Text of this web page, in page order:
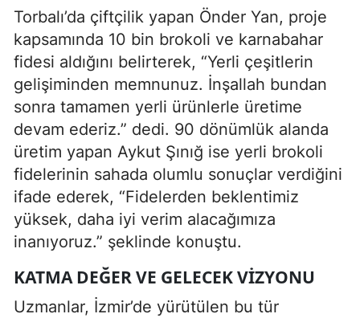
Torbalı’da çiftçilik yapan Önder Yan, proje
kapsamında 10 bin brokoli ve karnabahar
fidesi aldığını belirterek, “Yerli çeşitlerin
gelişiminden memnunuz. İnşallah bundan
sonra tamamen yerli ürünlerle üretime
devam ederiz.” dedi. 90 dönümlük alanda
üretim yapan Aykut Şınığ ise yerli brokoli
fidelerinin sahada olumlu sonuçlar verdiğini
ifade ederek, “Fidelerden beklentimiz
yüksek, daha iyi verim alacağımıza
inanıyoruz.” şeklinde konuştu.
KATMA DEĞER VE GELECEK VIZYONU
Uzmanlar, İzmir’de yürütülen bu tür